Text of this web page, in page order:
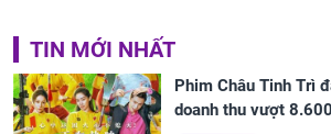
TIN MỚI NHẤT
Phim Châu Tinh Trì
doanh thu vượt